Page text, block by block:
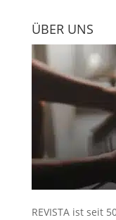
ÜBER UNS
REVISTA ist seit